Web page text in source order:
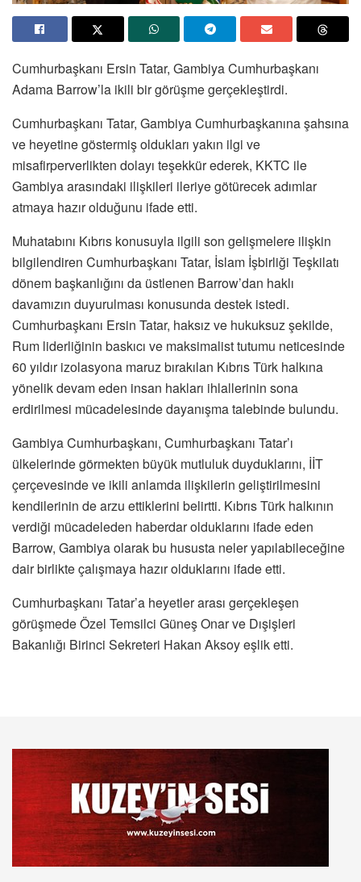
Cumhurbaşkanı Ersin Tatar, Gambiya Cumhurbaşkanı
Adama Barrow’la ikili bir görüşme gerçekleştirdi.
Cumhurbaşkanı Tatar, Gambiya Cumhurbaşkanına şahsına
ve heyetine göstermiş oldukları yakın ilgi ve
misafirperverlikten dolayı teşekkür ederek, KKTC ile
Gambiya arasındaki ilişkileri ileriye götürecek adımlar
atmaya hazır olduğunu ifade etti.
Muhatabını Kıbrıs konusuyla ilgili son gelişmelere ilişkin
bilgilendiren Cumhurbaşkanı Tatar, İslam İşbirliği Teşkilatı
dönem başkanlığını da üstlenen Barrow’dan haklı
davamızın duyurulması konusunda destek istedi.
Cumhurbaşkanı Ersin Tatar, haksız ve hukuksuz şekilde,
Rum liderliğinin baskıcı ve maksimalist tutumu neticesinde
60 yıldır izolasyona maruz bırakılan Kıbrıs Türk halkına
yönelik devam eden insan hakları ihlallerinin sona
erdirilmesi mücadelesinde dayanışma talebinde bulundu.
Gambiya Cumhurbaşkanı, Cumhurbaşkanı Tatar’ı
ülkelerinde görmekten büyük mutluluk duyduklarını, İİT
çerçevesinde ve ikili anlamda ilişkilerin geliştirilmesini
kendilerinin de arzu ettiklerini belirtti. Kıbrıs Türk halkının
verdiği mücadeleden haberdar olduklarını ifade eden
Barrow, Gambiya olarak bu hususta neler yapılabileceğine
dair birlikte çalışmaya hazır olduklarını ifade etti.
Cumhurbaşkanı Tatar’a heyetler arası gerçekleşen
görüşmede Özel Temsilci Güneş Onar ve Dışişleri
Bakanlığı Birinci Sekreteri Hakan Aksoy eşlik etti.